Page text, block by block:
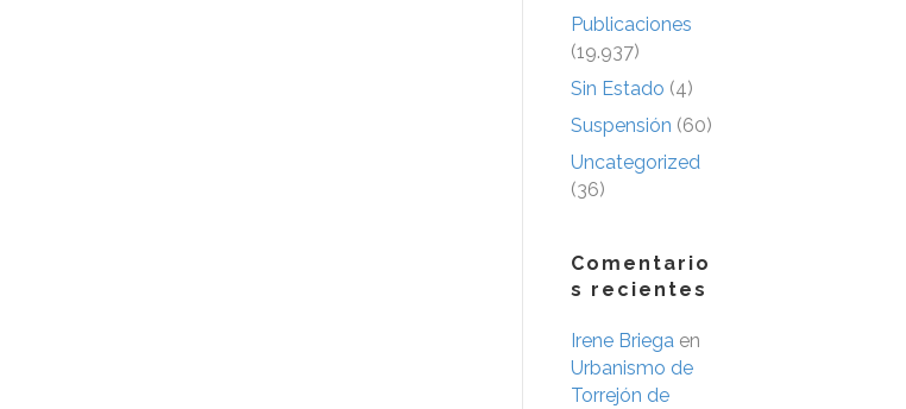
Publicaciones
(19.937)
Sin Estado (4)
Suspensión (60)
Uncategorized
(36)
Comentario
s recientes
Irene Briega en
Urbanismo de
Torrejón de